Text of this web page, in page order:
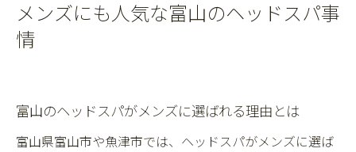
メンズにも人気な富山のヘッドスパ事
情
富山のヘッドスパがメンズに選ばれる理由とは
富山県富山市や魚津市では、ヘッドスパがメンズに選ば